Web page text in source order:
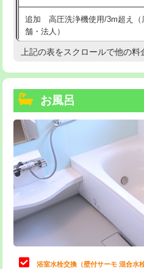
追加 高圧洗浄機使用/3m超え（
舗・法人）
高度高圧洗浄換
トーラー機使用/3mまで
追加トーラー機使用/3m超え
カメラ調査
桝清掃
止水・漏水調査・防水処理・清掃
理・調整・分解・加工など（軽
止水・漏水調査・防水処理・清掃
理・調整・分解・加工など（中作
上記の表をスクロールで他の料
お風呂
浴室水栓交換（壁付サーモ 混合水栓